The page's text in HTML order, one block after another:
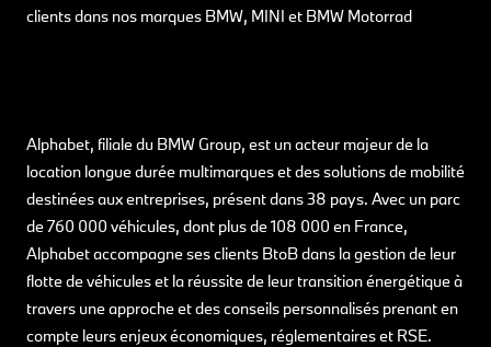
clients dans nos marques BMW, MINI et BMW Motorrad
Alphabet, filiale du BMW Group, est un acteur majeur de la
location longue durée multimarques et des solutions de mobilité
destinées aux entreprises, présent dans 38 pays. Avec un parc
de 760 000 véhicules, dont plus de 108 000 en France,
Alphabet accompagne ses clients BtoB dans la gestion de leur
flotte de véhicules et la réussite de leur transition énergétique à
travers une approche et des conseils personnalisés prenant en
compte leurs enjeux économiques, réglementaires et RSE.